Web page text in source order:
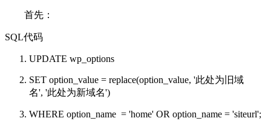
首先：
SQL代码
UPDATE wp_options
SET option_value = replace(option_value, '此处为旧域
名', '此处为新域名')
WHERE option_name = 'home' OR option_name = 'siteurl';